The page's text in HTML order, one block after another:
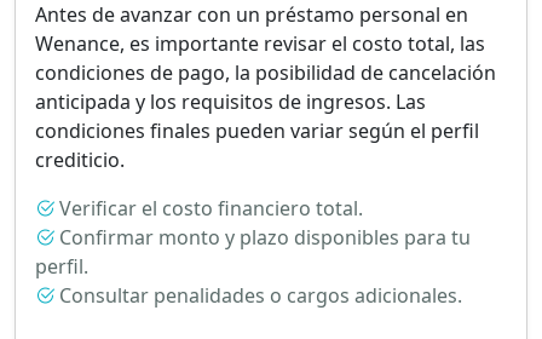
Antes de avanzar con un préstamo personal en
Wenance, es importante revisar el costo total, las
condiciones de pago, la posibilidad de cancelación
anticipada y los requisitos de ingresos. Las
condiciones finales pueden variar según el perfil
crediticio.
Verificar el costo financiero total.
Confirmar monto y plazo disponibles para tu
perfil.
Consultar penalidades o cargos adicionales.